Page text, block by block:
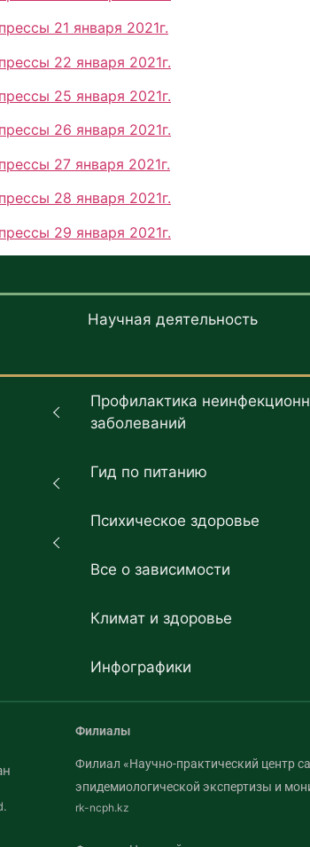
21 января 2021г.
22 января 2021г.
25 января 2021г.
26 января 2021г.
27 января 2021г.
28 января 2021г.
29 января 2021г.
Научная деятельность
Профилактика
заболеваний
Гид по питанию
Психическое здоровье
Все о зависимости
Климат и здоровье
Инфографики
Филиалы
Филиал «Научно-практический центр
эпидемиологической экспертизы и
rk-ncph.kz